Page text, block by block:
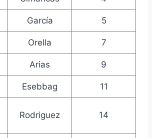
García 5
Orella 7
Arias 9
Esebbag 11
Rodriguez 14